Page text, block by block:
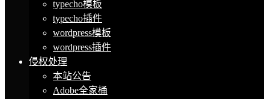
typecho模板
typecho插件
wordpress模板
wordpress插件
侵权处理
本站公告
Adobe全家桶